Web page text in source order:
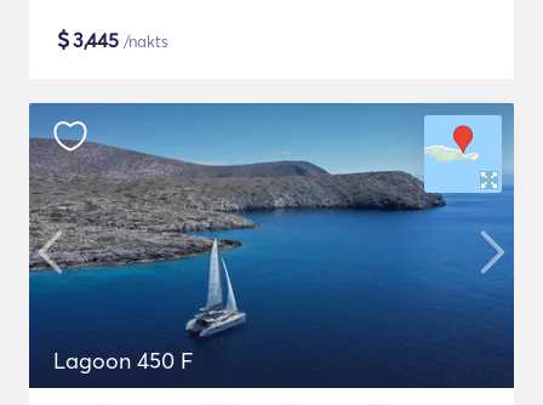
$3,445 /nakts
Lagoon 450 F